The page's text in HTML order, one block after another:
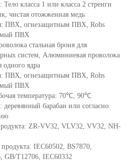
класса 1 или класса 2 стренги
чистая отожженная медь
ПВХ, огнезащитным ПВХ, Rohs
ПВХ
стальная броня для
систем, Алюминиевая проволока
одного ядра
ПВХ, огнезащитным ПВХ, Rohs
ПВХ
температура: 70℃, 90℃
деревянный барабан или согласно
ZR-VV32, VLV32, VV32, NH-
продукта: IEC60502, BS7870,
GB/T12706, IEC60332